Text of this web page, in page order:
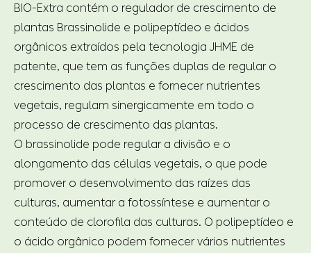
BIO-Extra contém o regulador de crescimento de
plantas Brassinolide e polipeptídeo e ácidos
orgânicos extraídos pela tecnologia JHME de
patente, que tem as funções duplas de regular o
crescimento das plantas e fornecer nutrientes
vegetais, regulam sinergicamente em todo o
processo de crescimento das plantas.
O brassinolide pode regular a divisão e o
alongamento das células vegetais, o que pode
promover o desenvolvimento das raízes das
culturas, aumentar a fotossíntese e aumentar o
conteúdo de clorofila das culturas. O polipeptídeo e
o ácido orgânico podem fornecer vários nutrientes